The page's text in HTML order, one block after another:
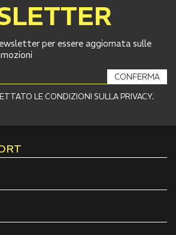
per essere aggiornata sulle
LE CONDIZIONI SULLA PRIVACY.
CONFERMA